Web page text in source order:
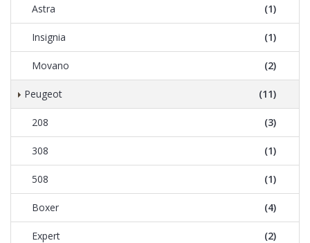
Astra (1)
Insignia (1)
Movano (2)
Peugeot (11)
208 (3)
308 (1)
508 (1)
Boxer (4)
Expert (2)